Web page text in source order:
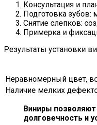
Консультация и
Подготовка зубов:
Снятие слепков:
Примерка и
Результаты установки
Неравномерный цвет,
Наличие мелких
Виниры
долговечность и